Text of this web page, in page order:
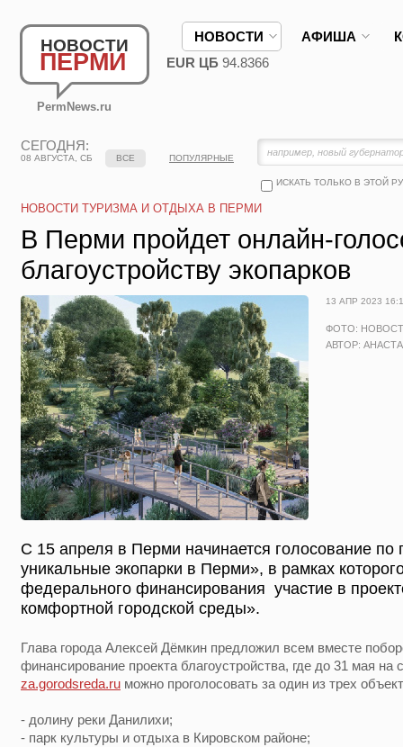
НОВОСТИ
ПЕРМИ
PermNews.ru
НОВОСТИ АФИША
EUR ЦБ 94.8366
СЕГОДНЯ:
08 АВГУСТА, СБ
ИСКАТЬ ТОЛЬКО В ЭТОЙ
ВСЕ ПОПУЛЯРНЫЕ
НОВОСТИ ТУРИЗМА И ОТДЫХА В ПЕРМИ
В Перми пройдет онлайн-
благоустройству экопарков
13 АПР 2023
ФОТО:
АВТОР:
С 15 апреля в Перми начинается голосование по
уникальные экопарки в Перми», в рамках
федерального финансирования участие в
комфортной городской среды».
Глава города Алексей Дёмкин предложил всем вместе
финансирование проекта благоустройства, где до 31 мая на
za.gorodsreda.ru можно проголосовать за один из трех
- долину реки Данилихи;
- парк культуры и отдыха в Кировском районе;